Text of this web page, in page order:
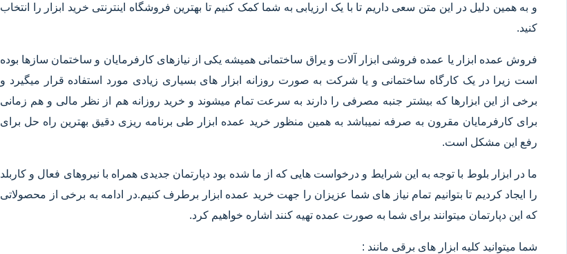
و به همین دلیل در این متن سعی داریم تا با یک ارزیابی به شما کمک کنیم تا بهترین فروشگاه اینترنتی خرید ابزار را انتخاب
کنید.
فروش عمده ابزار یا عمده فروشی ابزار آلات و یراق ساختمانی همیشه یکی از نیازهای کارفرمایان و ساختمان سازها بوده
است زیرا در یک کارگاه ساختمانی و یا شرکت به صورت روزانه ابزار های بسیاری زیادی مورد استفاده قرار میگیرد و
برخی از این ابزارها که بیشتر جنبه مصرفی را دارند به سرعت تمام میشوند و خرید روزانه هم از نظر مالی و هم زمانی
برای کارفرمایان مقرون به صرفه نمیباشد به همین منظور خرید عمده ابزار طی برنامه ریزی دقیق بهترین راه حل برای
رفع این مشکل است.
ما در ابزار بلوط با توجه به این شرایط و درخواست هایی که از ما شده بود دپارتمان جدیدی همراه با نیروهای فعال و کاربلد
را ایجاد کردیم تا بتوانیم تمام نیاز های شما عزیزان را جهت خرید عمده ابزار برطرف کنیم.در ادامه به برخی از محصولاتی
که این دپارتمان میتوانند برای شما به صورت عمده تهیه کنند اشاره خواهیم کرد.
شما میتوانید کلیه ابزار های برقی مانند :